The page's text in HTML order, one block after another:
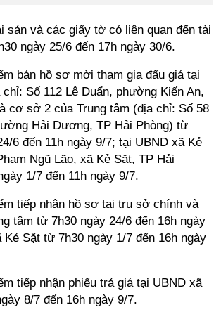
sản và các giấy tờ có liên quan đến tài
ngày 25/6 đến 17h ngày 30/6.
bán hồ sơ mời tham gia đấu giá tại
Số 112 Lê Duẩn, phường Kiến An,
cơ sở 2 của Trung tâm (địa chỉ: Số 58
Hải Dương, TP Hải Phòng) từ
6 đến 11h ngày 9/7; tại UBND xã Kẻ
Ngũ Lão, xã Kẻ Sặt, TP Hải
1/7 đến 11h ngày 9/7.
tiếp nhận hồ sơ tại trụ sở chính và
tâm từ 7h30 ngày 24/6 đến 16h ngày
Sặt từ 7h30 ngày 1/7 đến 16h ngày
tiếp nhận phiếu trả giá tại UBND xã
8/7 đến 16h ngày 9/7.